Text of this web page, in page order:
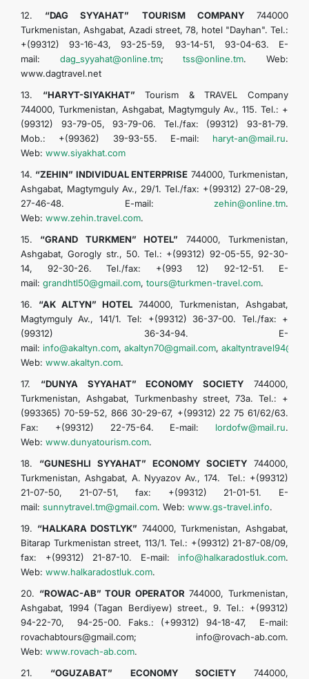
12. “DAG SYYAHAT” TOURISM COMPANY744000
Turkmenistan, Ashgabat, Azadi street, 78, hotel "Dayhan". Tel.:
+(99312) 93-16-43, 93-25-59, 93-14-51, 93-04-63. E-
mail: dag_syyahat@online.tm;tss@online.tm. Web:
www.dagtravel.net
13. “HARYT-SIYAKHAT” Tourism & TRAVEL Company
744000, Turkmenistan, Ashgabat, Magtymguly Av., 115. Tel.: +
(99312) 93-79-05, 93-79-06. Tel./fax: (99312) 93-81-79.
Mob.: +(99362) 39-93-55. E-mail: haryt-an@mail.ru.
Web: www.siyakhat.com
14. “ZEHIN” INDIVIDUAL ENTERPRISE 744000, Turkmenistan,
Ashgabat, Magtymguly Av., 29/1. Tel./fax: +(99312) 27-08-29,
27-46-48. E-mail: zehin@online.tm.
Web: www.zehin.travel.com.
15. “GRAND TURKMEN” HOTEL” 744000, Turkmenistan,
Ashgabat, Gorogly str., 50. Tel.: +(99312) 92-05-55, 92-30-
14, 92-30-26. Tel./fax: +(993 12) 92-12-51. E-
mail: grandhtl50@gmail.com, tours@turkmen-travel.com.
16. “AK ALTYN” HOTEL 744000, Turkmenistan, Ashgabat,
Magtymguly Av., 141/1. Tel: +(99312) 36-37-00. Tel./fax: +
(99312) 36-34-94. E-
mail: info@akaltyn.com, akaltyn70@gmail.com,
Web: www.akaltyn.com.
17. “DUNYA SYYAHAT” ECONOMY SOCIETY 744000,
Turkmenistan, Ashgabat, Turkmenbashy street, 73a. Tel.: +
(993365) 70-59-52, 866 30-29-67, +(99312) 22 75 61/62/63.
Fax: +(99312) 22-75-64. E-mail: lordofw@mail.ru.
Web: www.dunyatourism.com.
18. “GUNESHLI SYYAHAT” ECONOMY SOCIETY 744000,
Turkmenistan, Ashgabat, A. Nyyazov Av., 174. Tel.: +(99312)
21-07-50, 21-07-51, fax: +(99312) 21-01-51. E-
mail: sunnytravel.tm@gmail.com. Web: www.gs-travel.info.
19. “HALKARA DOSTLYK” 744000, Turkmenistan, Ashgabat,
Bitarap Turkmenistan street, 113/1. Tel.: +(99312) 21-87-08/09,
fax: +(99312) 21-87-10. E-mail: info@halkaradostluk.com.
Web: www.halkaradostluk.com.
20. “ROWAC-AB” TOUR OPERATOR 744000, Turkmenistan,
Ashgabat, 1994 (Tagan Berdiyew) street., 9. Tel.: +(99312)
94-22-70, 94-25-00. Faks.: (+99312) 94-18-47, E-mail:
rovachabtours@gmail.com; info@rovach-ab.com.
Web: www.rovach-ab.com.
21. “OGUZABAT” ECONOMY SOCIETY744000,